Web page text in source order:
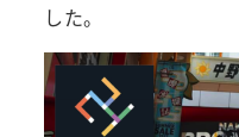
した。